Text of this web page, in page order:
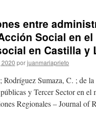
entre
Social en
en Castilla y
porjuanmariaprieto
Rodríguez Sumaza, C. ; de
y Tercer Sector en
Regionales – Journal of